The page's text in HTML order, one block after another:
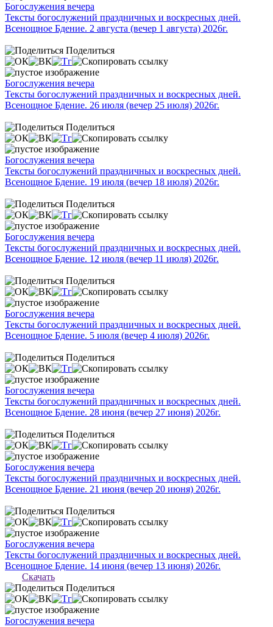
Богослужения вечера
Тексты богослужений праздничных и воскресных дней.
Всенощное Бдение. 2 августа (вечер 1 августа) 2026г.
Поделиться
Богослужения вечера
Тексты богослужений праздничных и воскресных дней.
Всенощное Бдение. 26 июля (вечер 25 июля) 2026г.
Поделиться
Богослужения вечера
Тексты богослужений праздничных и воскресных дней.
Всенощное Бдение. 19 июля (вечер 18 июля) 2026г.
Поделиться
Богослужения вечера
Тексты богослужений праздничных и воскресных дней.
Всенощное Бдение. 12 июля (вечер 11 июля) 2026г.
Поделиться
Богослужения вечера
Тексты богослужений праздничных и воскресных дней.
Всенощное Бдение. 5 июля (вечер 4 июля) 2026г.
Поделиться
Богослужения вечера
Тексты богослужений праздничных и воскресных дней.
Всенощное Бдение. 28 июня (вечер 27 июня) 2026г.
Поделиться
Богослужения вечера
Тексты богослужений праздничных и воскресных дней.
Всенощное Бдение. 21 июня (вечер 20 июня) 2026г.
Поделиться
Богослужения вечера
Тексты богослужений праздничных и воскресных дней.
Всенощное Бдение. 14 июня (вечер 13 июня) 2026г.
Скачать
Поделиться
Богослужения вечера